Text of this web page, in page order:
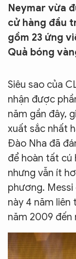
Neymar vừa
cử hàng đầu
gồm 23 ứng
Quả bóng
Siêu sao của
nhận được
năm gần đây,
xuất sắc nhất
Đào Nha đã
để hoàn tất cú
nhưng vẫn ít
phương.
này 4 năm
năm 2009 đến